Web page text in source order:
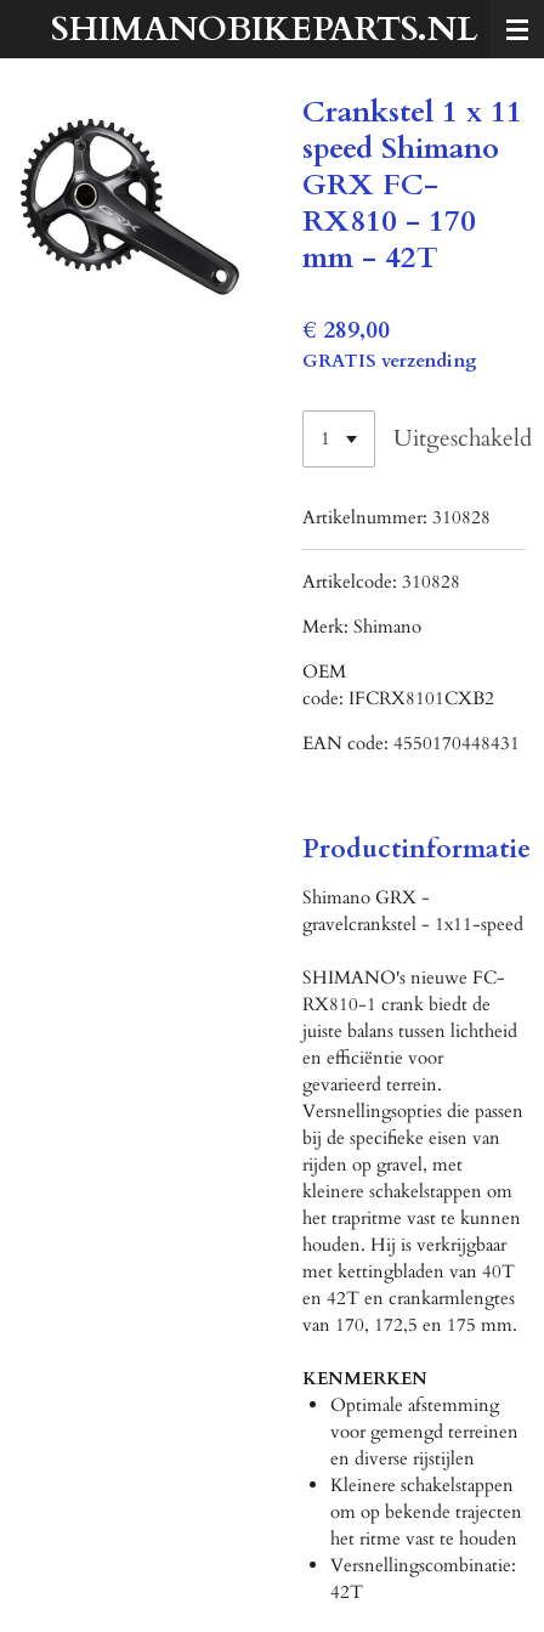
hoofdinhoud
SHIMANOBIKEPARTS.NL
Crankstel 1 x 11
speed Shimano
GRX FC-
RX810 - 170
mm - 42T
€ 289,00
GRATIS verzending
Uitgeschakeld
Artikelnummer: 310828
Artikelcode: 310828
Merk: Shimano
OEM
code: IFCRX8101CXB2
EAN code: 4550170448431
Productinformatie
Shimano GRX -
gravelcrankstel - 1x11-speed
SHIMANO's nieuwe FC-
RX810-1 crank biedt de
juiste balans tussen lichtheid
en efficiëntie voor
gevarieerd terrein.
Versnellingsopties die passen
bij de specifieke eisen van
rijden op gravel, met
kleinere schakelstappen om
het trapritme vast te kunnen
houden. Hij is verkrijgbaar
met kettingbladen van 40T
en 42T en crankarmlengtes
van 170, 172,5 en 175 mm.
KENMERKEN
Optimale afstemming
voor gemengd terreinen
en diverse rijstijlen
Kleinere schakelstappen
om op bekende trajecten
het ritme vast te houden
Versnellingscombinatie:
42T